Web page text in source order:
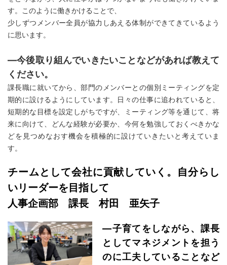
す。このように働きかけることで、
少しずつメンバー全員が協力しあえる体制ができてきているよう
に思います。
―今後取り組んでいきたいことなどがあれば教えて
ください。
課長職に就いてから、部門のメンバーとの個別ミーティングを定
期的に設けるようにしています。日々の仕事に追われていると、
短期的な目標を設定しがちですが、ミーティング等を通じて、将
来に向けて、どんな経験が必要か、今何を勉強しておくべきかな
どを見つめなおす機会を積極的に設けていきたいと考えていま
す。
チームとして会社に貢献していく。自分らし
いリーダーを目指して
人事企画部 課長 村田 亜矢子
―子育てをしながら、課長
としてマネジメントを担う
のに工夫していることなど